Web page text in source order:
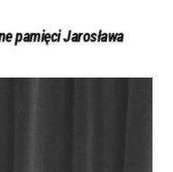
pamięci Jarosława